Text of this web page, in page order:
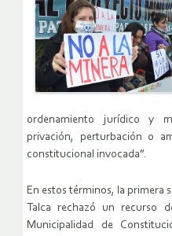
ordenamiento jurídico y
privación, perturbación o
constitucional invocada”.
En estos términos, la primera
Talca rechazó un recurso
Municipalidad de